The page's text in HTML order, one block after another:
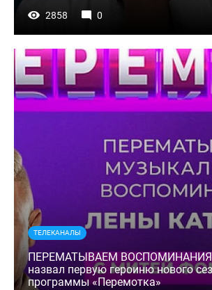
2858 0
ТЕЛЕКАНАЛЫ
ПЕРЕМАТЫВАЕМ
назвал первую героиню нового
программы «Перемотка»